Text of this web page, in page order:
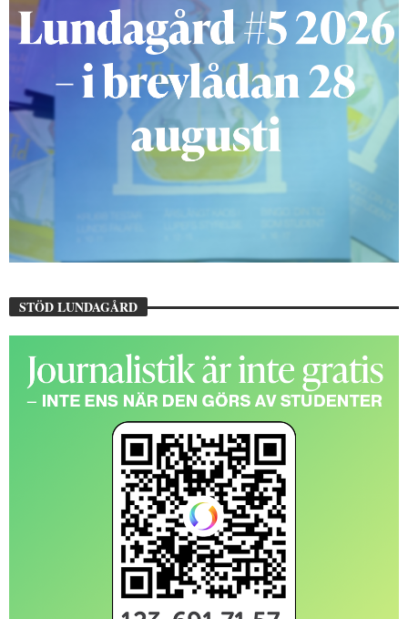
STÖD LUNDAGÅRD